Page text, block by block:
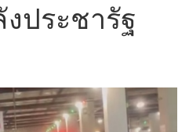
ประชารัฐ